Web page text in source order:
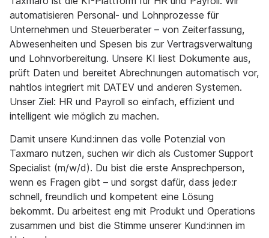
automatisieren Personal- und Lohnprozesse für
Unternehmen und Steuerberater – von Zeiterfassung,
Abwesenheiten und Spesen bis zur Vertragsverwaltung
und Lohnvorbereitung. Unsere KI liest Dokumente aus,
prüft Daten und bereitet Abrechnungen automatisch vor,
nahtlos integriert mit DATEV und anderen Systemen.
Unser Ziel: HR und Payroll so einfach, effizient und
intelligent wie möglich zu machen.
Damit unsere Kund:innen das volle Potenzial von
Taxmaro nutzen, suchen wir dich als Customer Support
Specialist (m/w/d). Du bist die erste Ansprechperson,
wenn es Fragen gibt – und sorgst dafür, dass jede:r
schnell, freundlich und kompetent eine Lösung
bekommt. Du arbeitest eng mit Produkt und Operations
zusammen und bist die Stimme unserer Kund:innen im